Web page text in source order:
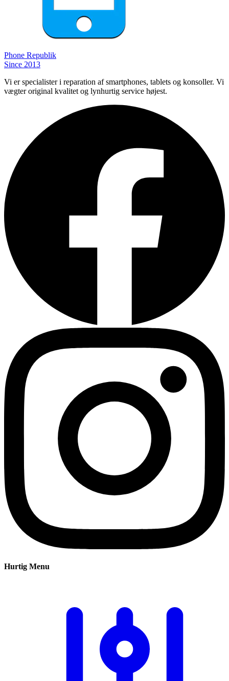
Phone Republik
Since 2013
Vi er specialister i reparation af smartphones, tablets og konsoller. Vi
vægter original kvalitet og lynhurtig service højest.
Hurtig Menu